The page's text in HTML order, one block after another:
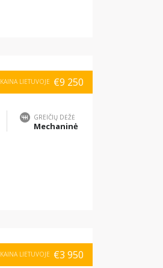
KAINA LIETUVOJE €9 250
GREIČIŲ DĖŽĖ
Mechaninė
KAINA LIETUVOJE €3 950